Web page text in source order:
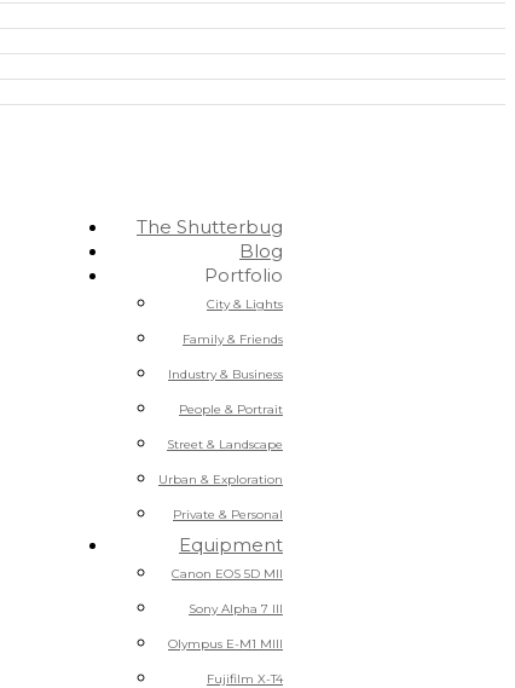
The Shutterbug
Blog
Portfolio
City & Lights
Family & Friends
Industry & Business
People & Portrait
Street & Landscape
Urban & Exploration
Private & Personal
Equipment
Canon EOS 5D MII
Sony Alpha 7 III
Olympus E-M1 MIII
Fujifilm X-T4